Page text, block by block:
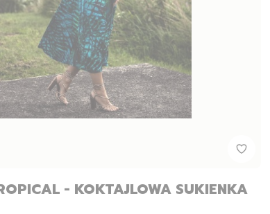
- KOKTAJLOWA SUKIENKA